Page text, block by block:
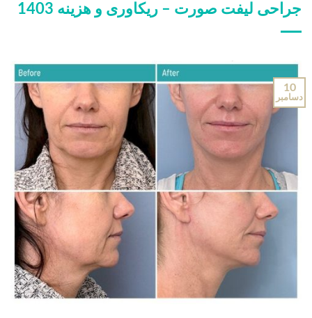
جراحی لیفت صورت – ریکاوری و هزینه 1403
10
دسامبر